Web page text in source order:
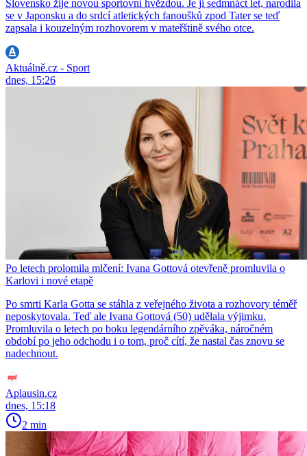
Slovensko žije novou sportovní hvězdou. Je jí sedmnáct let, narodila
se v Japonsku a do srdcí atletických fanoušků zpod Tater se teď
zapsala i kouzelným rozhovorem v mateřštině svého otce.
Aktuálně.cz - Sport
dnes, 15:26
Po letech prolomila mlčení: Ivana Gottová otevřeně promluvila o
Karlovi i nové etapě
Po smrti Karla Gotta se stáhla z veřejného života a rozhovory téměř
neposkytovala. Teď ale Ivana Gottová (50) udělala výjimku.
Promluvila o letech po boku legendárního zpěváka, náročném
období po jeho odchodu i o tom, proč cítí, že nastal čas znovu se
nadechnout.
Aplausin.cz
dnes, 15:18
2 min